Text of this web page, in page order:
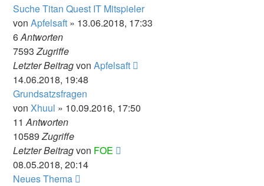
Suche Titan Quest IT Mitspieler
vonApfelsaft » 13.06.2018, 17:33
6Antworten
7593Zugriffe
Letzter BeitragvonApfelsaft
14.06.2018, 19:48
Grundsatzsfragen
vonXhuul » 10.09.2016, 17:50
11Antworten
10589Zugriffe
Letzter Beitragvon FOE
08.05.2018, 20:14
Neues Thema